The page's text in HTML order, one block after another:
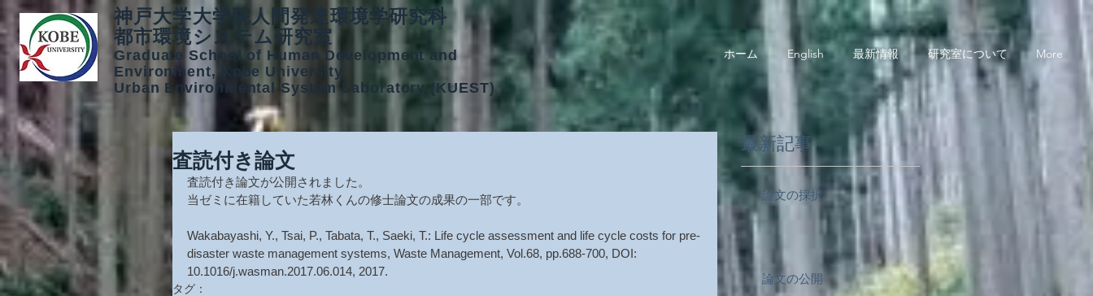
神戸大学大学院人間発達環境学研究科
都市環境システム研究室
Graduate School of Human Development and
Environment, Kobe University
Urban Environmental System Laboratory (KUEST)
ホーム English 最新情報 研究室について More
査読付き論文
査読付き論文が公開されました。
当ゼミに在籍していた若林くんの修士論文の成果の一部です。
Wakabayashi, Y., Tsai, P., Tabata, T., Saeki, T.: Life cycle assessment and life cycle costs for pre-
disaster waste management systems, Waste Management, Vol.68, pp.688-700, DOI:
10.1016/j.wasman.2017.06.014, 2017.
タグ：
最新記事
論文の採択
論文の公開